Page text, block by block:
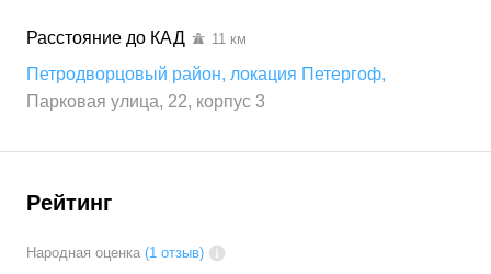
Расстояние до КАД 11 км
Петродворцовый район, локация Петергоф,
Парковая улица, 22, корпус 3
Рейтинг
Народная оценка (1 отзыв)